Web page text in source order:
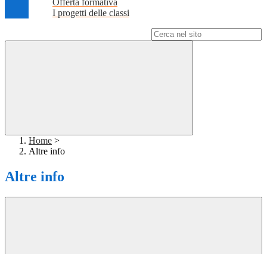
Offerta formativa
I progetti delle classi
Home >
Altre info
Altre info